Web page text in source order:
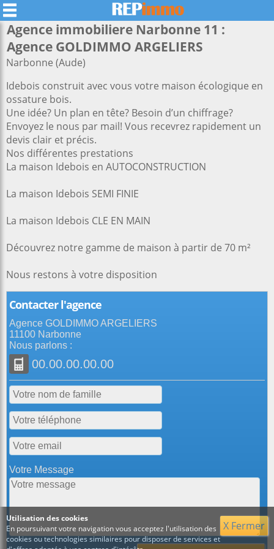
Agence immobiliere Narbonne 11 :
Agence GOLDIMMO ARGELIERS
Narbonne (Aude)
Idebois construit avec vous votre maison écologique en
ossature bois.
Une idée? Un plan en tête? Besoin d’un chiffrage?
Envoyez le nous par mail! Vous recevrez rapidement un
devis clair et précis.
Nos différentes prestations
La maison Idebois en AUTOCONSTRUCTION
La maison Idebois SEMI FINIE
La maison Idebois CLE EN MAIN
Découvrez notre gamme de maison à partir de 70 m²
Nous restons à votre disposition
Contacter l'agence
Agence GOLDIMMO ARGELIERS
11100 Narbonne
Nous parlons :
00.00.00.00.00
Votre Message
X Fermer
Utilisation des cookies
En poursuivant votre navigation vous acceptez l'utilisation des
cookies ou technologies similaires pour disposer de services et